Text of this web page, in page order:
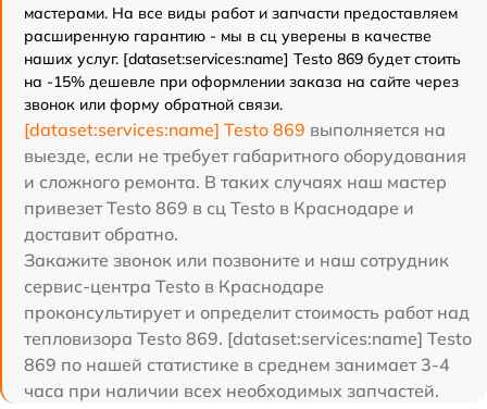
мастерами. На все виды работ и запчасти предоставляем
расширенную гарантию - мы в сц уверены в качестве
наших услуг. [dataset:services:name] Testo 869 будет стоить
на -15% дешевле при оформлении заказа на сайте через
звонок или форму обратной связи.
[dataset:services:name] Testo 869 выполняется на
выезде, если не требует габаритного оборудования
и сложного ремонта. В таких случаях наш мастер
привезет Testo 869 в сц Testo в Краснодаре и
доставит обратно.
Закажите звонок или позвоните и наш сотрудник
сервис-центра Testo в Краснодаре
проконсультирует и определит стоимость работ над
тепловизора Testo 869. [dataset:services:name] Testo
869 по нашей статистике в среднем занимает 3-4
часа при наличии всех необходимых запчастей.